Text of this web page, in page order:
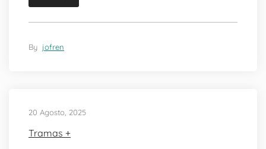
By jofren
20 Agosto, 2025
Tramas +